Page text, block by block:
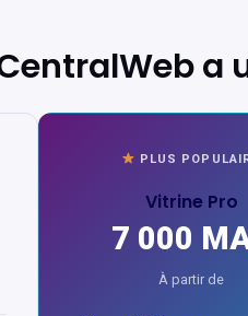
a
PLUS
Vitrine Pro
7 000
À partir de